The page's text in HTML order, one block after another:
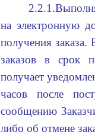
на электронную
получения
заказов в срок
получает
часов после
сообщению
либо об отмене